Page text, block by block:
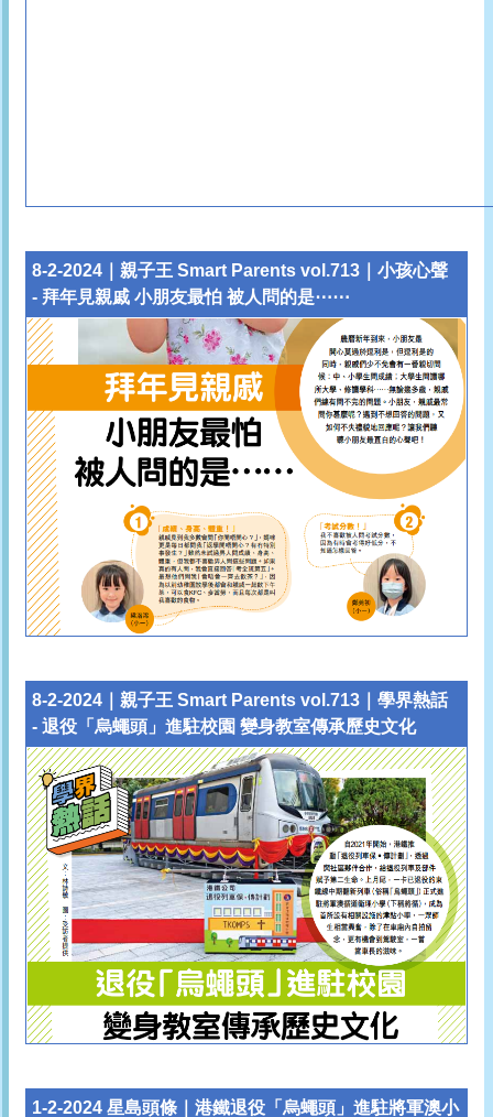
8-2-2024｜親子王 Smart Parents vol.713｜小孩心聲
- 拜年見親戚 小朋友最怕 被人問的是⋯⋯
8-2-2024｜親子王 Smart Parents vol.713｜學界熱話
- 退役「烏蠅頭」進駐校園 變身教室傳承歷史文化
1-2-2024 星島頭條｜ 港鐵退役「烏蠅頭」進駐將軍澳小